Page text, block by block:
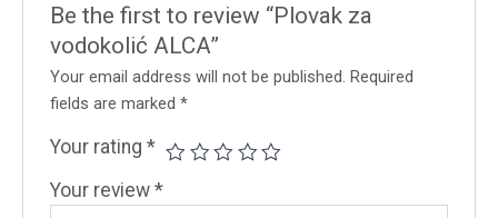
Be the first to review “Plovak za
vodokolić ALCA”
Your email address will not be published. Required
fields are marked*
Your rating*
Your review*